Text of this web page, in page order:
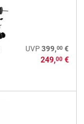
UVP 399,00€
249,00€